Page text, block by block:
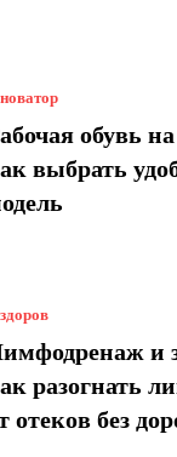
обувь
выбрать
и
разогнать
отеков без